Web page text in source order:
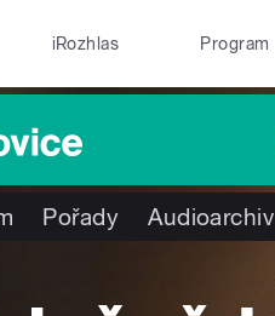
iRozhlas Program
Pořady Audioarchiv